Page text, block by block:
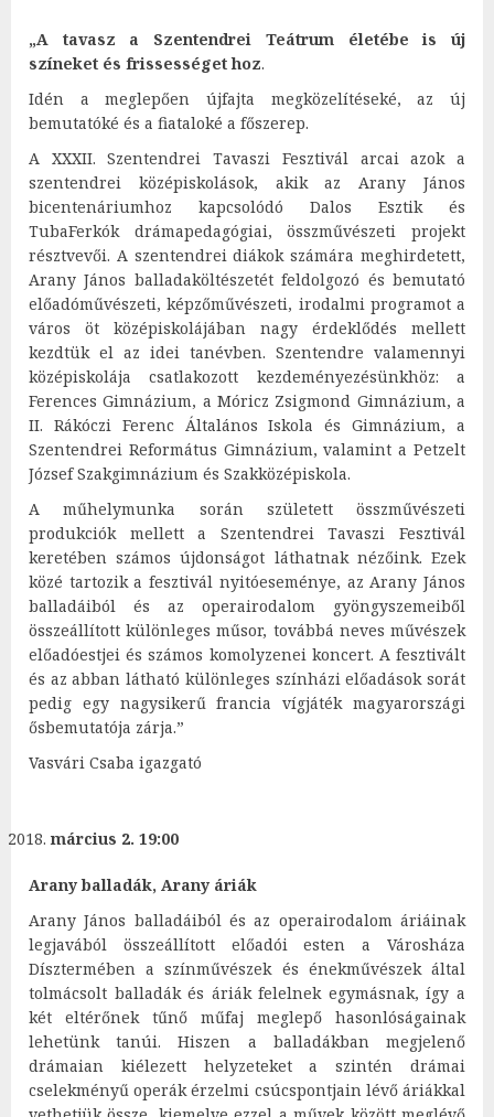
„A tavasz a Szentendrei Teátrum életébe is új
színeket és frissességet hoz.
Idén a meglepően újfajta megközelítéseké, az új
bemutatóké és a fiataloké a főszerep.
A XXXII. Szentendrei Tavaszi Fesztivál arcai azok a
szentendrei középiskolások, akik az Arany János
bicentenáriumhoz kapcsolódó Dalos Esztik és
TubaFerkók drámapedagógiai, összművészeti projekt
résztvevői. A szentendrei diákok számára meghirdetett,
Arany János balladaköltészetét feldolgozó és bemutató
előadóművészeti, képzőművészeti, irodalmi programot a
város öt középiskolájában nagy érdeklődés mellett
kezdtük el az idei tanévben. Szentendre valamennyi
középiskolája csatlakozott kezdeményezésünkhöz: a
Ferences Gimnázium, a Móricz Zsigmond Gimnázium, a
II. Rákóczi Ferenc Általános Iskola és Gimnázium, a
Szentendrei Református Gimnázium, valamint a Petzelt
József Szakgimnázium és Szakközépiskola.
A műhelymunka során született összművészeti
produkciók mellett a Szentendrei Tavaszi Fesztivál
keretében számos újdonságot láthatnak nézőink. Ezek
közé tartozik a fesztivál nyitóeseménye, az Arany János
balladáiból és az operairodalom gyöngyszemeiből
összeállított különleges műsor, továbbá neves művészek
előadóestjei és számos komolyzenei koncert. A fesztivált
és az abban látható különleges színházi előadások sorát
pedig egy nagysikerű francia vígjáték magyarországi
ősbemutatója zárja.”
Vasvári Csaba igazgató
március 2. 19:00
Arany balladák, Arany áriák
Arany János balladáiból és az operairodalom áriáinak
legjavából összeállított előadói esten a Városháza
Dísztermében a színművészek és énekművészek által
tolmácsolt balladák és áriák felelnek egymásnak, így a
két eltérőnek tűnő műfaj meglepő hasonlóságainak
lehetünk tanúi. Hiszen a balladákban megjelenő
drámaian kiélezett helyzeteket a szintén drámai
cselekményű operák érzelmi csúcspontjain lévő áriákkal